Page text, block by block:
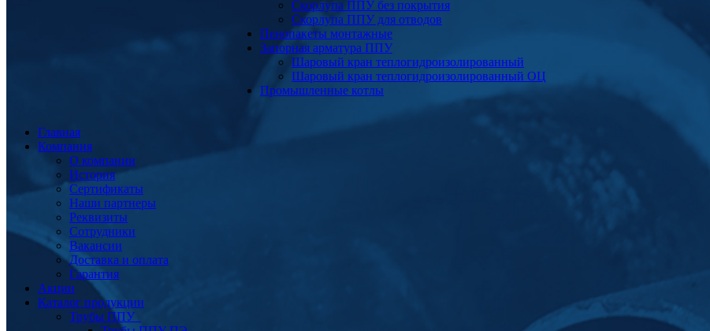
Скорлупа ППУ без покрытия
Скорлупа ППУ для отводов
Пенопакеты монтажные
Запорная арматура ППУ
Шаровый кран теплогидроизолированный
Шаровый кран теплогидроизолированный ОЦ
Промышленные котлы
Главная
Компания
О компании
История
Сертификаты
Наши партнеры
Реквизиты
Сотрудники
Вакансии
Доставка и оплата
Гарантия
Акции
Каталог продукции
Трубы ППУ